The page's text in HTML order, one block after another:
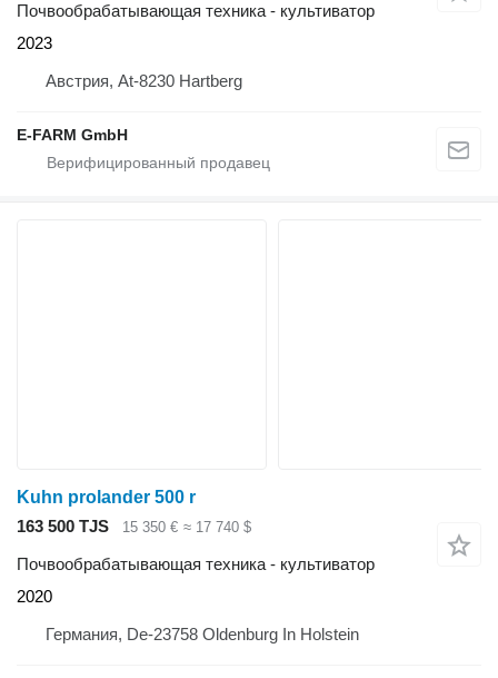
Почвообрабатывающая техника - культиватор
2023
Австрия, At-8230 Hartberg
E-FARM GmbH
Kuhn prolander 500 r
163 500 TJS
15 350 € ≈ 17 740 $
Почвообрабатывающая техника - культиватор
2020
Германия, De-23758 Oldenburg In Holstein